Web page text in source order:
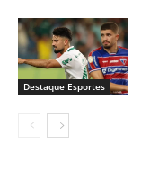
Destaque Esportes